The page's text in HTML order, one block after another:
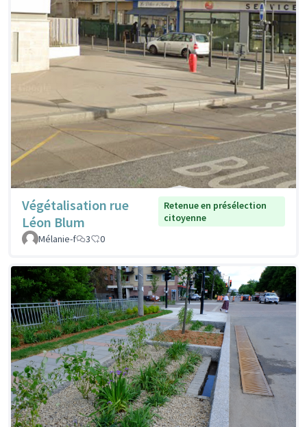
Végétalisation rue
Léon Blum
Retenue en présélection
citoyenne
Mélanie-f
3 0